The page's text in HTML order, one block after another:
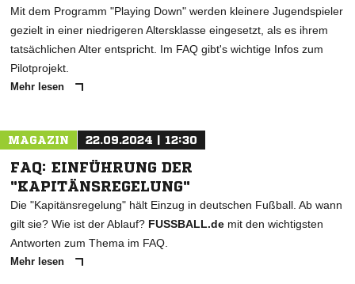
Mit dem Programm "Playing Down" werden kleinere Jugendspieler
gezielt in einer niedrigeren Altersklasse eingesetzt, als es ihrem
tatsächlichen Alter entspricht. Im FAQ gibt's wichtige Infos zum
Pilotprojekt.
Mehr lesen
MAGAZIN 22.09.2024 | 12:30
FAQ: EINFÜHRUNG DER
"KAPITÄNSREGELUNG"
Die "Kapitänsregelung" hält Einzug in deutschen Fußball. Ab wann
gilt sie? Wie ist der Ablauf? FUSSBALL.de mit den wichtigsten
Antworten zum Thema im FAQ.
Mehr lesen